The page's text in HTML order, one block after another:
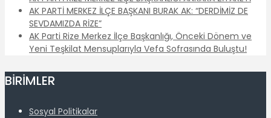
AK PARTİ MERKEZ İLÇE BAŞKANI BURAK AK: “DERDİMİZ DE
SEVDAMIZDA RİZE”
AK Parti Rize Merkez İlçe Başkanlığı, Önceki Dönem ve
Yeni Teşkilat Mensuplarıyla Vefa Sofrasında Buluştu!
BİRİMLER
Sosyal Politikalar